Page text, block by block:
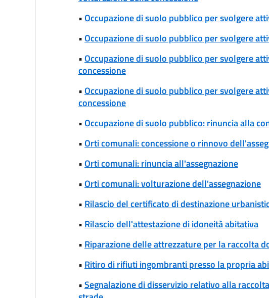
•Occupazione di suolo pubblico per svolgere
•Occupazione di suolo pubblico per svolgere
•Occupazione di suolo pubblico per svolgere
concessione
•Occupazione di suolo pubblico per svolgere
concessione
•Occupazione di suolo pubblico: rinuncia alla
•Orti comunali: concessione o rinnovo
•Orti comunali: rinuncia all'assegnazione
•Orti comunali: volturazione dell'assegnazione
• Rilascio del certificato di destinazione
• Rilascio dell'attestazione di idoneità abitativa
• Riparazione delle attrezzature per la raccolta
• Ritiro di rifiuti ingombranti presso la propria
•Segnalazione di disservizio relativo alla